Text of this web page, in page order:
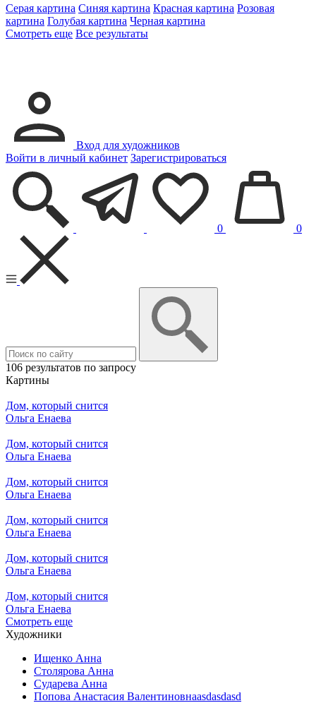
Серая картина Синяя картина Красная картина Розовая
картина Голубая картина Черная картина
Смотреть еще Все результаты
Вход для художников
Войти в личный кабинет Зарегистрироваться
0 0
106 результатов по запросу
Картины
Дом, который снится
Ольга Енаева
Дом, который снится
Ольга Енаева
Дом, который снится
Ольга Енаева
Дом, который снится
Ольга Енаева
Дом, который снится
Ольга Енаева
Дом, который снится
Ольга Енаева
Смотреть еще
Художники
Ищенко Анна
Столярова Анна
Сударева Анна
Попова Анастасия Валентиновнаasdasdasd